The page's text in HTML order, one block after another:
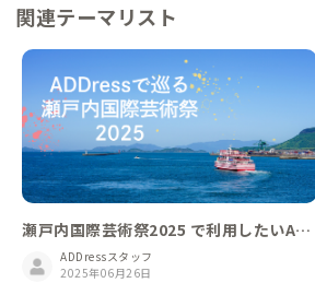
関連テーマリスト
瀬戸内国際芸術祭2025 で利用したいAD
Dressの家
ADDressスタッフ
2025年06月26日